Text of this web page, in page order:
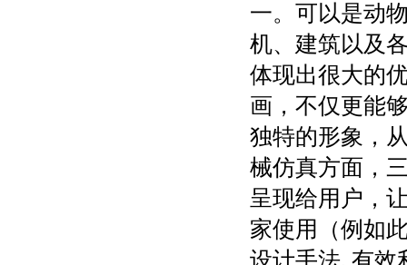
一。可以是动
机、建筑以及
体现出很大的
画，不仅更能
独特的形象，
械仿真方面，
呈现给用户，
家使用（例如
设计手法, 有